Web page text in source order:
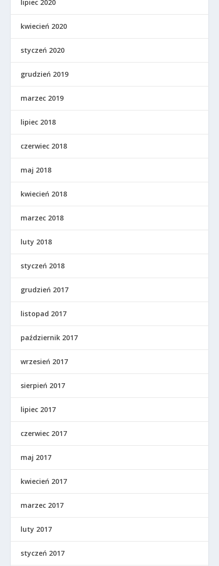
lipiec 2020
kwiecień 2020
styczeń 2020
grudzień 2019
marzec 2019
lipiec 2018
czerwiec 2018
maj 2018
kwiecień 2018
marzec 2018
luty 2018
styczeń 2018
grudzień 2017
listopad 2017
październik 2017
wrzesień 2017
sierpień 2017
lipiec 2017
czerwiec 2017
maj 2017
kwiecień 2017
marzec 2017
luty 2017
styczeń 2017